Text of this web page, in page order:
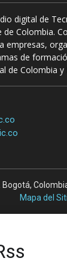
digital de
de Colombia.
empresas,
de
de Colombia y
Mapa del